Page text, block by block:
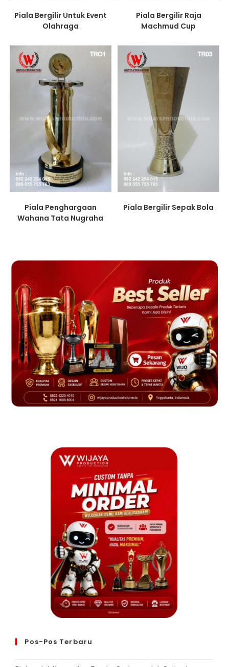
Piala Bergilir Untuk Event
Olahraga
Piala Bergilir Raja
Machmud Cup
Piala Penghargaan
Wahana Tata Nugraha
Piala Bergilir Sepak Bola
Pos-Pos Terbaru